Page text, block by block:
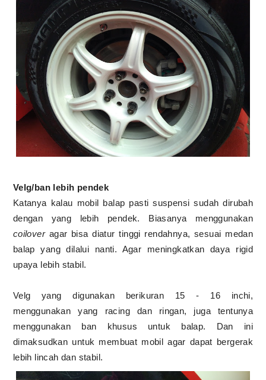
Velg/ban lebih pendek
Katanya kalau mobil balap pasti suspensi sudah dirubah
dengan yang lebih pendek. Biasanya menggunakan
coiloveragar bisa diatur tinggi rendahnya, sesuai medan
balap yang dilalui nanti. Agar meningkatkan daya rigid
upaya lebih stabil.
Velg yang digunakan berikuran 15 - 16 inchi,
menggunakan yang racing dan ringan, juga tentunya
menggunakan ban khusus untuk balap. Dan ini
dimaksudkan untuk membuat mobil agar dapat bergerak
lebih lincah dan stabil.